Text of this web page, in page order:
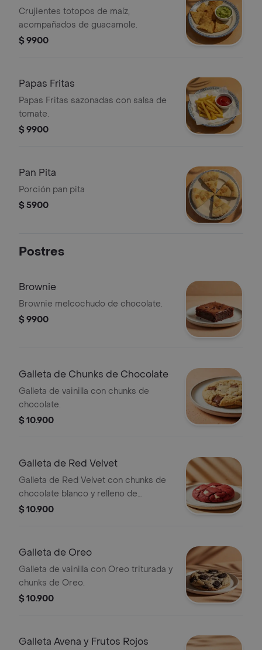
Crujientes totopos de maíz,
acompañados de guacamole.
$ 9900
Papas Fritas
Papas Fritas sazonadas con salsa de
tomate.
$ 9900
Pan Pita
Porción pan pita
$ 5900
Postres
Brownie
Brownie melcochudo de chocolate.
$ 9900
Galleta de Chunks de Chocolate
Galleta de vainilla con chunks de
chocolate.
$ 10.900
Galleta de Red Velvet
Galleta de Red Velvet con chunks de
chocolate blanco y relleno de
Cheesecake.
$ 10.900
Galleta de Oreo
Galleta de vainilla con Oreo triturada y
chunks de Oreo.
$ 10.900
Galleta Avena y Frutos Rojos